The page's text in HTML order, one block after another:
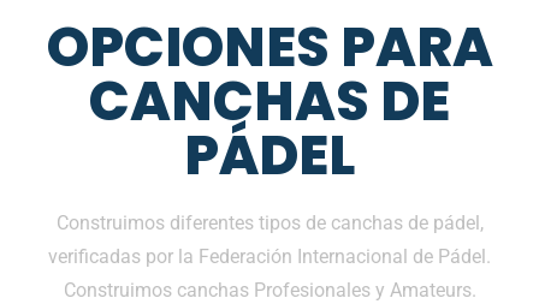
OPCIONES PARA
CANCHAS DE
PÁDEL
Construimos diferentes tipos de canchas de pádel,
verificadas por la Federación Internacional de Pádel.
Construimos canchas Profesionales y Amateurs.